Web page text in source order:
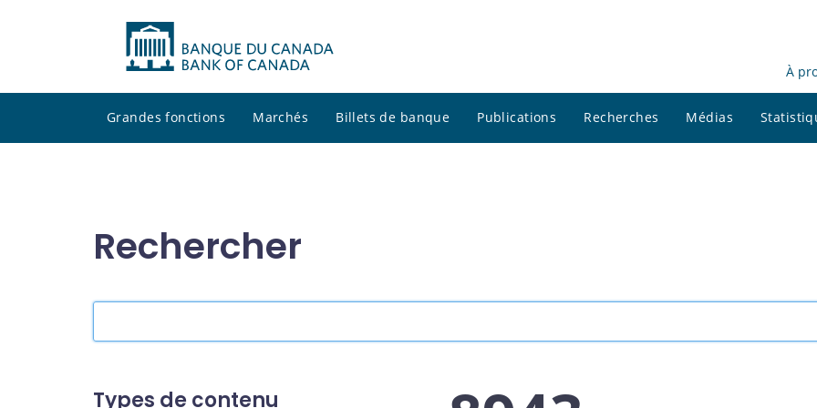
À
Grandes fonctions Marchés Billets de banque Publications Recherches Médias
Rechercher
site
Types de contenu